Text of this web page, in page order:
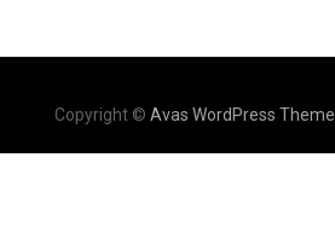
Copyright © Avas WordPress Theme